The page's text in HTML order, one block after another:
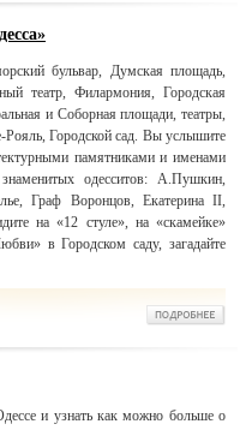
бульвар, Думская площадь,
театр, Филармония, Городская
и Соборная площади, театры,
Рояль, Городской сад. Вы услышите
памятниками и именами
одесситов: А.Пушкин,
Граф Воронцов, Екатерина II,
на «12 стуле», на «скамейке»
в Городском саду, загадайте
и узнать как можно больше о